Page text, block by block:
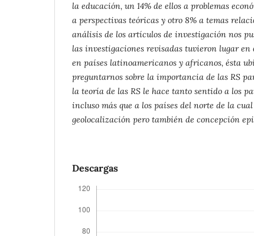
la educación, un 14% de ellos a problemas
a perspectivas teóricas y otro 8% a temas
análisis de los artículos de investigación nos
las investigaciones revisadas tuvieron lugar en
en países latinoamericanos y africanos, ésta
preguntarnos sobre la importancia de las RS
la teoría de las RS le hace tanto sentido a los
incluso más que a los países del norte de la
geolocalización pero también de concepción
Descargas